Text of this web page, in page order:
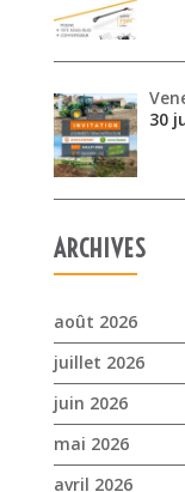
30
ARCHIVES
août 2026
juillet 2026
juin 2026
mai 2026
avril 2026